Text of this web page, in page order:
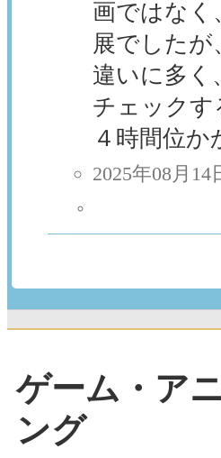
画ではなく
展でしたが
違いに多く
チェックす
４時間位か
2025年08月14
ゲーム・ア
ング